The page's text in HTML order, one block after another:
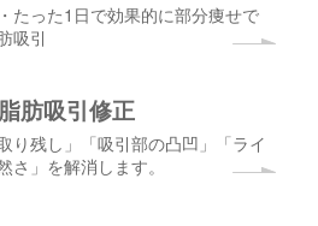
たった1日で効果的に部分痩せで
吸引
肪吸引修正
り残し」「吸引部の凸凹」「ライ
さ」を解消します。